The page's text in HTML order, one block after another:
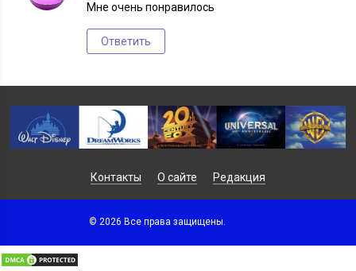
Мне очень понравилось
Ответить
Контакты О сайте Редакция
© 2026 Все права защищены.